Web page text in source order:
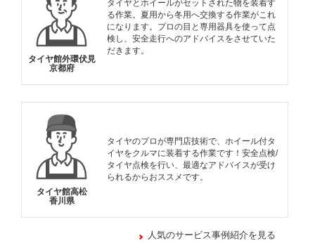
タイヤ館外環伏見
京都府
タイヤとホイールがセットされた物を装着す
る作業。夏用から冬用へ交換する作業がこれ
になります。プロの目と専用器具を使って点
検し、安全走行へのアドバイスをさせていた
だきます。
タイヤ館高松
香川県
タイヤのプロが専門店技術で、ホイール付タ
イヤをクルマに装着する作業です！安全点検/
タイヤ点検を行い、最適なアドバイスが受け
られるからおススメです。
人気のサービス事例紹介を見る